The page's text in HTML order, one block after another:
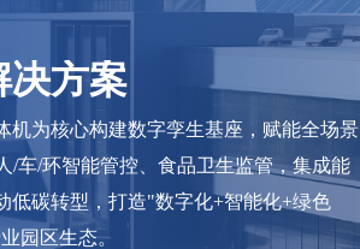
机为核心构建数字孪生基座，赋能全场景
/车/环智能管控、食品卫生监管，集成能
低碳转型，打造"数字化+智能化+绿色
园区生态。
决方案